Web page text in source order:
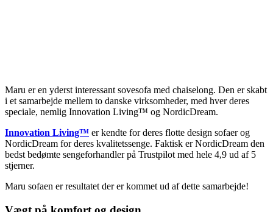
Maru er en yderst interessant sovesofa med chaiselong. Den er skabt
i et samarbejde mellem to danske virksomheder, med hver deres
speciale, nemlig Innovation Living™ og NordicDream.
Innovation Living™ er kendte for deres flotte design sofaer og
NordicDream for deres kvalitetssenge. Faktisk er NordicDream den
bedst bedømte sengeforhandler på Trustpilot med hele 4,9 ud af 5
stjerner.
Maru sofaen er resultatet der er kommet ud af dette samarbejde!